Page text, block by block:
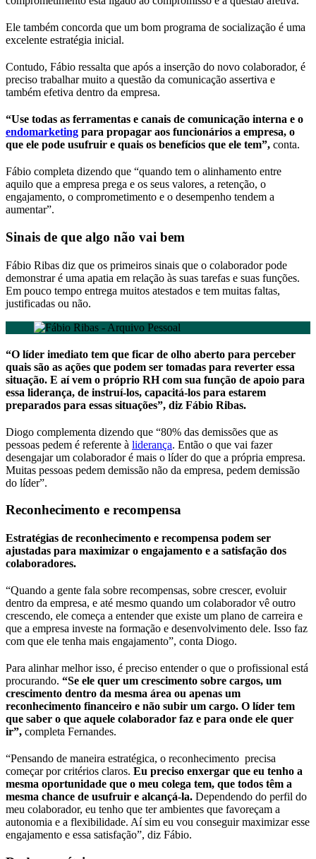
Ele também concorda que um bom programa de socialização é uma
excelente estratégia inicial.
Contudo, Fábio ressalta que após a inserção do novo colaborador, é
preciso trabalhar muito a questão da comunicação assertiva e
também efetiva dentro da empresa.
“Use todas as ferramentas e canais de comunicação interna e o
endomarketing para propagar aos funcionários a empresa, o
que ele pode usufruir e quais os benefícios que ele tem”, conta.
Fábio completa dizendo que “quando tem o alinhamento entre
aquilo que a empresa prega e os seus valores, a retenção, o
engajamento, o comprometimento e o desempenho tendem a
aumentar”.
Sinais de que algo não vai bem
Fábio Ribas diz que os primeiros sinais que o colaborador pode
demonstrar é uma apatia em relação às suas tarefas e suas funções.
Em pouco tempo entrega muitos atestados e tem muitas faltas,
justificadas ou não.
“O líder imediato tem que ficar de olho aberto para perceber
quais são as ações que podem ser tomadas para reverter essa
situação. E aí vem o próprio RH com sua função de apoio para
essa liderança, de instruí-los, capacitá-los para estarem
preparados para essas situações”, diz Fábio Ribas.
Diogo complementa dizendo que “80% das demissões que as
pessoas pedem é referente à liderança. Então o que vai fazer
desengajar um colaborador é mais o líder do que a própria empresa.
Muitas pessoas pedem demissão não da empresa, pedem demissão
do líder”.
Reconhecimento e recompensa
Estratégias de reconhecimento e recompensa podem ser
ajustadas para maximizar o engajamento e a satisfação dos
colaboradores.
“Quando a gente fala sobre recompensas, sobre crescer, evoluir
dentro da empresa, e até mesmo quando um colaborador vê outro
crescendo, ele começa a entender que existe um plano de carreira e
que a empresa investe na formação e desenvolvimento dele. Isso faz
com que ele tenha mais engajamento”, conta Diogo.
Para alinhar melhor isso, é preciso entender o que o profissional está
procurando. “Se ele quer um crescimento sobre cargos, um
crescimento dentro da mesma área ou apenas um
reconhecimento financeiro e não subir um cargo. O líder tem
que saber o que aquele colaborador faz e para onde ele quer
ir”, completa Fernandes.
“Pensando de maneira estratégica, o reconhecimento precisa
começar por critérios claros. Eu preciso enxergar que eu tenho a
mesma oportunidade que o meu colega tem, que todos têm a
mesma chance de usufruir e alcançá-la. Dependendo do perfil do
meu colaborador, eu tenho que ter ambientes que favoreçam a
autonomia e a flexibilidade. Aí sim eu vou conseguir maximizar esse
engajamento e essa satisfação”, diz Fábio.